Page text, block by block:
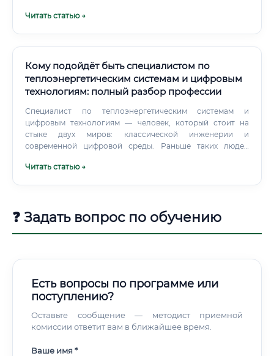
технического мышления и категорического нежелания
Читать статью →
Кому подойдёт быть специалистом по
теплоэнергетическим системам и цифровым
технологиям: полный разбор профессии
Специалист по теплоэнергетическим системам и
цифровым технологиям — человек, который стоит на
стыке двух миров: классической инженерии и
современной цифровой среды. Раньше таких людей
Читать статью →
❓ Задать вопрос по обучению
Есть вопросы по программе или
поступлению?
Оставьте сообщение — методист приемной
комиссии ответит вам в ближайшее время.
Ваше имя *